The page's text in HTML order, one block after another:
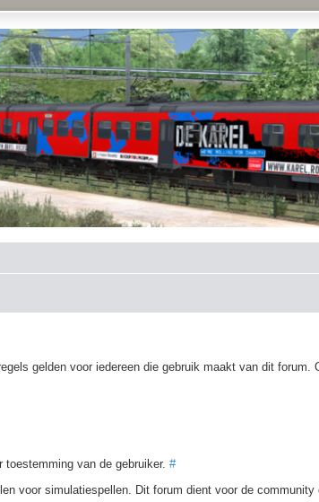
gelden voor iedereen die gebruik maakt van dit forum.
toestemming van de gebruiker. #
voor simulatiespellen. Dit forum dient voor de community